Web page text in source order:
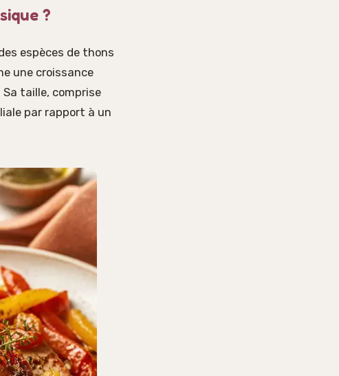
?
espèces de thons
une croissance
taille, comprise
par rapport à un